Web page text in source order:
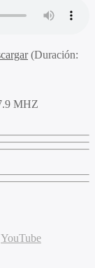
(Duración:
MHZ
YouTube